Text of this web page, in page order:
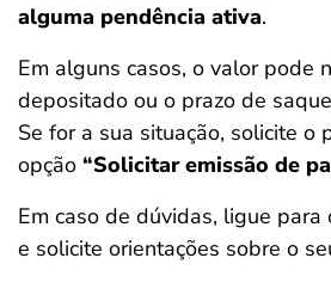
alguma pendência ativa.
Em alguns casos, o valor pode
depositado ou o prazo de
Se for a sua situação, solicite o
opção “Solicitar emissão de
Em caso de dúvidas, ligue
e solicite orientações sobre o